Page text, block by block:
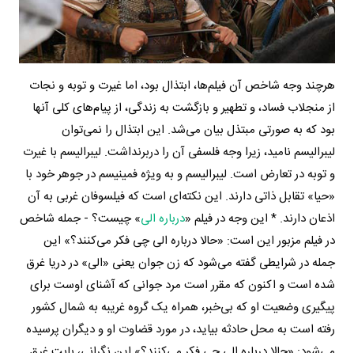
هرچند وجه شاخص آن فیلم‌ها، ابتذال بود، اما غیرت و توبه و نجات
از منجلاب فساد، و تطهیر و بازگشت به زندگی، از پیام‌های کلی آنها
بود که به صورتی مبتذل بیان می‌شد. این ابتذال را نمی‌توان
لیبرالیسم نامید، زیرا وجه فلسفی آن را دربرنداشت. لیبرالیسم با غیرت
و توبه در تعارض است. لیبرالیسم و به ویژه فمینیسم در جوهر خود با
«حیا» تقابل ذاتی دارند. این نکته‌ای است که فیلسوفان غربی به آن
اذعان دارند. * این وجه در فیلم «درباره الی» چیست؟ - جمله شاخص
در فیلم مزبور این است: «حالا درباره الی چی فکر می‌کنند؟» این
جمله در شرایطی گفته می‌شود که زن جوان یعنی «الی» در دریا غرق
شده است و اکنون که مقرر است مرد جوانی که آشنای اوست برای
پیگیری وضعیت او که بی‌خبر، همراه یک گروه غریبه به شمال کشور
رفته است به محل حادثه بیاید، در مورد قضاوت او و دیگران پرسیده